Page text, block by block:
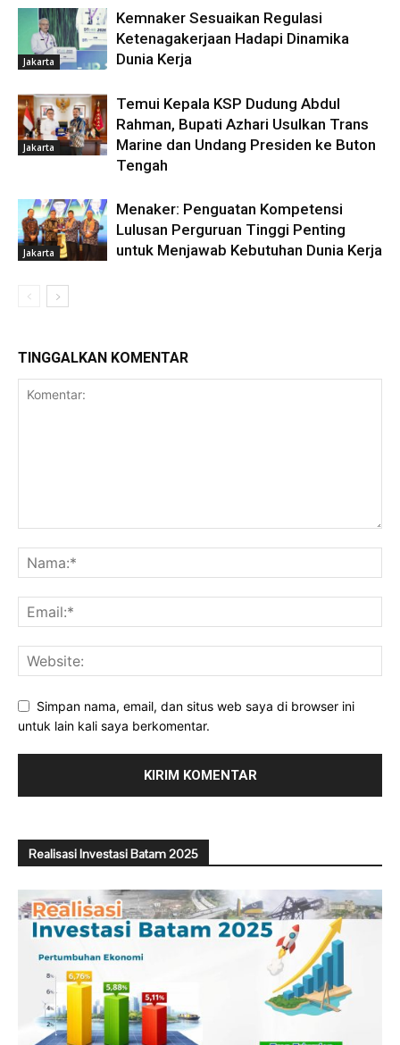
Jakarta
Kemnaker Sesuaikan Regulasi
Ketenagakerjaan Hadapi Dinamika
Dunia Kerja
Jakarta
Temui Kepala KSP Dudung Abdul
Rahman, Bupati Azhari Usulkan Trans
Marine dan Undang Presiden ke Buton
Tengah
Jakarta
Menaker: Penguatan Kompetensi
Lulusan Perguruan Tinggi Penting
untuk Menjawab Kebutuhan Dunia Kerja
TINGGALKAN KOMENTAR
Simpan nama, email, dan situs web saya di browser ini
untuk lain kali saya berkomentar.
Realisasi Investasi Batam 2025